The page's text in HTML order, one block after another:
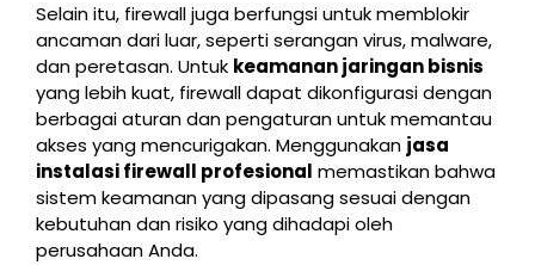
Selain itu, firewall juga berfungsi untuk memblokir
ancaman dari luar, seperti serangan virus, malware,
dan peretasan. Untuk keamanan jaringan bisnis
yang lebih kuat, firewall dapat dikonfigurasi dengan
berbagai aturan dan pengaturan untuk memantau
akses yang mencurigakan. Menggunakan jasa
instalasi firewall profesional memastikan bahwa
sistem keamanan yang dipasang sesuai dengan
kebutuhan dan risiko yang dihadapi oleh
perusahaan Anda.